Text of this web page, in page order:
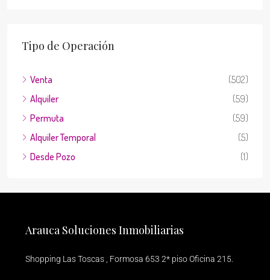
Tipo de Operación
Venta
(502)
Alquiler
(59)
Permuta
(59)
Alquiler Temporal
(5)
Desde Pozo
(1)
Arauca Soluciones Inmobiliarias
Shopping Las Toscas , Formosa 653 2* piso Oficina 215.